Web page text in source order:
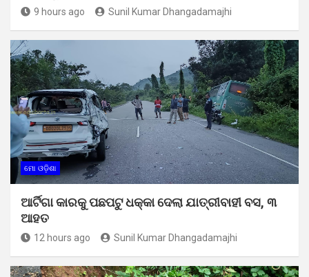
9 hours ago Sunil Kumar Dhangadamajhi
ମୋ ଓଡ଼ିଶା
ଆର୍ଟିଗା କାରକୁ ପଛପଟୁ ଧକ୍କା ଦେଲା ଯାତ୍ରୀବାହୀ ବସ, ୩
ଆହତ
12 hours ago Sunil Kumar Dhangadamajhi